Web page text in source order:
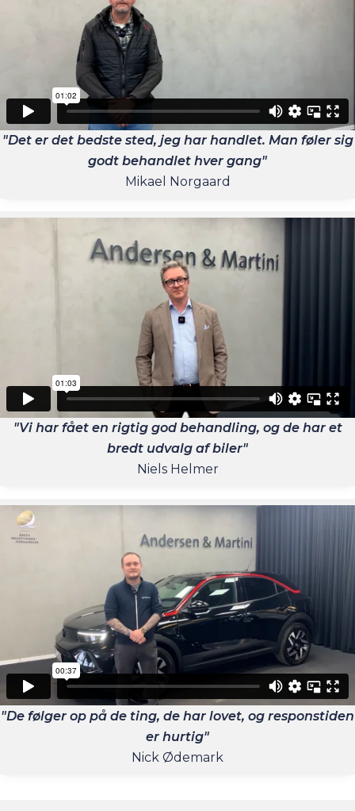
"Det er det bedste sted, jeg har handlet. Man føler sig
godt behandlet hver gang"
Mikael Norgaard
"Vi har fået en rigtig god behandling, og de har et
bredt udvalg af biler"
Niels Helmer
"De følger op på de ting, de har lovet, og responstiden
er hurtig"
Nick Ødemark